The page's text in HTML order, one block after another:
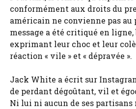
conformément aux droits du
américain ne convienne pas au
message a été critiqué en ligne,
exprimant leur choc et leur
réaction « vile » et « dépravée ».
Jack White a écrit sur
de perdant dégoûtant, vil et
Ni lui ni aucun de ses partisans